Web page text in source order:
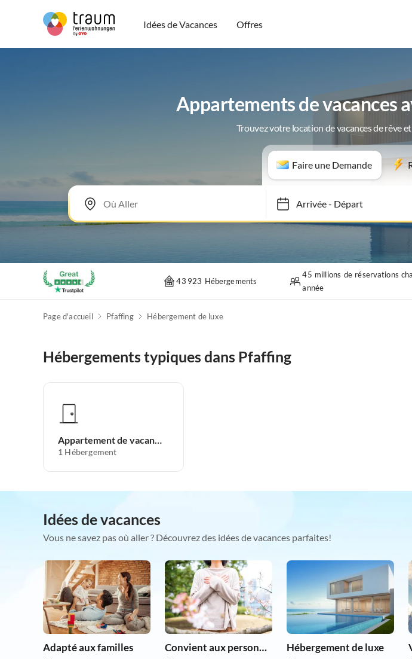
Idées de Vacances Offres
Appartements de vacances
Trouvez votre location de vacances de rêve
Faire une Demande
Arrivée-Départ
43 923 Hébergements
45 millions de réservations
année
Page d'accueil Pfaffing Hébergement de luxe
Hébergements typiques dans Pfaffing
Appartement de vacances
1 Hébergement
Idées de vacances
Vous ne savez pas où aller ? Découvrez des idées de vacances parfaites!
Adapté aux familles Convient aux personnes allergiques Hébergement de luxe